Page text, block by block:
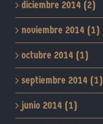
diciembre 2014 (2)
noviembre 2014 (1)
octubre 2014 (1)
septiembre 2014 (1)
junio 2014 (1)